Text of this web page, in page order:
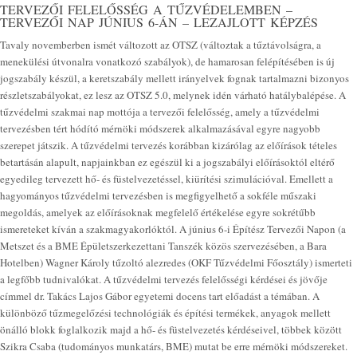
TERVEZŐI FELELŐSSÉG A TŰZVÉDELEMBEN –
TERVEZŐI NAP JÚNIUS 6-ÁN – LEZAJLOTT KÉPZÉS
Tavaly novemberben ismét változott az OTSZ (változtak a tűztávolságra, a
menekülési útvonalra vonatkozó szabályok), de hamarosan felépítésében is új
jogszabály készül, a keretszabály mellett irányelvek fognak tartalmazni bizonyos
részletszabályokat, ez lesz az OTSZ 5.0, melynek idén várható hatálybalépése. A
tűzvédelmi szakmai nap mottója a tervezői felelősség, amely a tűzvédelmi
tervezésben tért hódító mérnöki módszerek alkalmazásával egyre nagyobb
szerepet játszik. A tűzvédelmi tervezés korábban kizárólag az előírások tételes
betartásán alapult, napjainkban ez egészül ki a jogszabályi előírásoktól eltérő
egyedileg tervezett hő- és füstelvezetéssel, kiürítési szimulációval. Emellett a
hagyományos tűzvédelmi tervezésben is megfigyelhető a sokféle műszaki
megoldás, amelyek az előírásoknak megfelelő értékelése egyre sokrétűbb
ismereteket kíván a szakmagyakorlóktól. A június 6-i Építész Tervezői Napon (a
Metszet és a BME Épületszerkezettani Tanszék közös szervezésében, a Bara
Hotelben) Wagner Károly tűzoltó alezredes (OKF Tűzvédelmi Főosztály) ismerteti
a legfőbb tudnivalókat. A tűzvédelmi tervezés felelősségi kérdései és jövője
címmel dr. Takács Lajos Gábor egyetemi docens tart előadást a témában. A
különböző tűzmegelőzési technológiák és építési termékek, anyagok mellett
önálló blokk foglalkozik majd a hő- és füstelvezetés kérdéseivel, többek között
Szikra Csaba (tudományos munkatárs, BME) mutat be erre mérnöki módszereket.